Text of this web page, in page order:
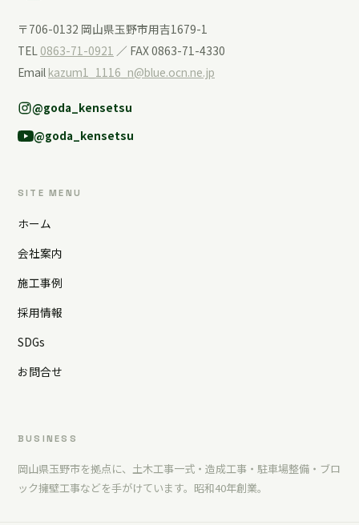
〒706-0132 岡山県玉野市用吉1679-1
TEL 0863-71-0921 ／ FAX 0863-71-4330
Email kazum1_1116_n@blue.ocn.ne.jp
@goda_kensetsu
@goda_kensetsu
SITE MENU
ホーム
会社案内
施工事例
採用情報
SDGs
お問合せ
BUSINESS
岡山県玉野市を拠点に、土木工事一式・造成工事・駐車場整備・ブロ
ック擁壁工事などを手がけています。昭和40年創業。